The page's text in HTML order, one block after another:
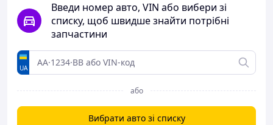
Введи номер авто, VIN або вибери зі
списку, щоб швидше знайти потрібні
запчастини
UA
або
Вибрати авто зі списку